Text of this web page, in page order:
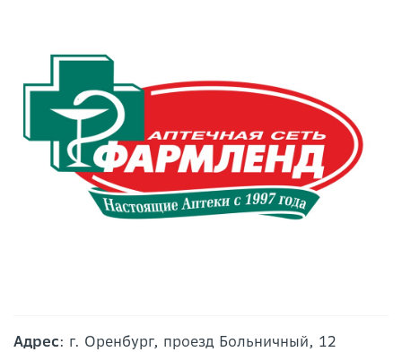
Адрес: г. Оренбург, проезд Больничный, 12